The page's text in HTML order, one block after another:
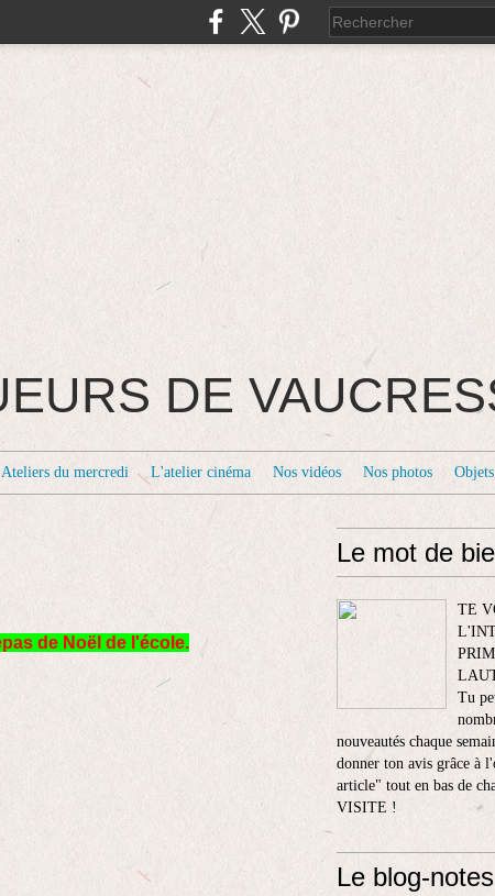
DE
Ateliers du mercredi L'atelier cinéma Nos vidéos Nos photos
de Noël de l'école.
Le mot de
TE
Tu
nouveautés chaque
donner ton avis grâce à
article" tout en bas de
VISITE !
Le blog-notes